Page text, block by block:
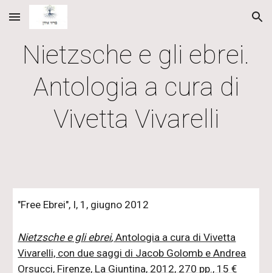
Skip to main content Skip to navigation
Nietzsche e gli ebrei.
Antologia a cura di
Vivetta Vivarelli
"Free Ebrei", I, 1, giugno 2012
Nietzsche e gli ebrei, Antologia a cura di Vivetta
Vivarelli, con due saggi di Jacob Golomb e Andrea
Orsucci, Firenze, La Giuntina, 2012, 270 pp., 15 €